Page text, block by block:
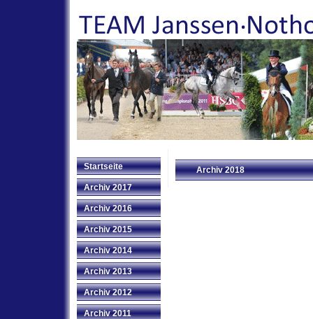
Startseite
Archiv 2017
Archiv 2016
Archiv 2015
Archiv 2014
Archiv 2013
Archiv 2012
Archiv 2011
Archiv 2018